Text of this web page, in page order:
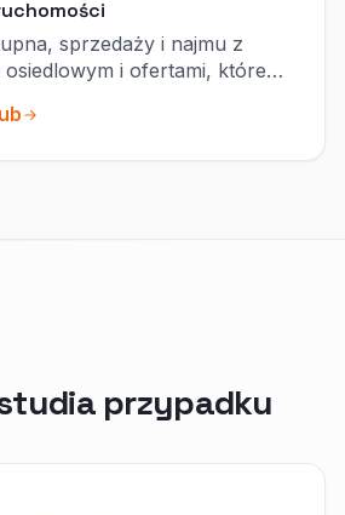
sprzedaży i najmu z
osiedlowym i ofertami, które
przypadku